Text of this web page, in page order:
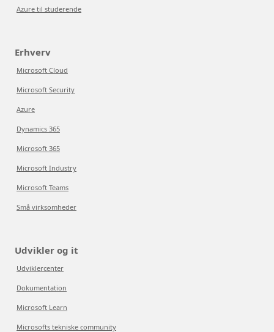
Azure til studerende
Erhverv
Microsoft Cloud
Microsoft Security
Azure
Dynamics 365
Microsoft 365
Microsoft Industry
Microsoft Teams
Små virksomheder
Udvikler og it
Udviklercenter
Dokumentation
Microsoft Learn
Microsofts tekniske community